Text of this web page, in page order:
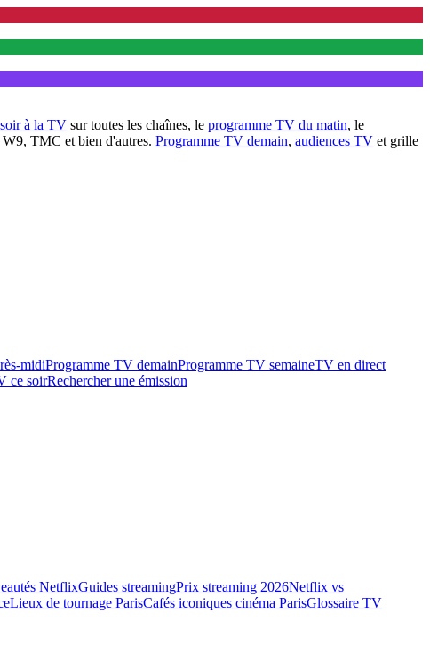
à la TV sur toutes les chaînes, le programme TV du matin, le
TMC et bien d'autres. Programme TV demain, audiences TV et grille
midiProgramme TV demainProgramme TV semaineTV en direct
ce soirRechercher une émission
NetflixGuides streamingPrix streaming 2026Netflix vs
Lieux de tournage ParisCafés iconiques cinéma ParisGlossaire TV